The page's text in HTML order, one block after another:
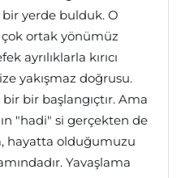
yerde bulduk. O
ortak yönümüz
ayrılıklarla kırıcı
yakışmaz doğrusu.
bir başlangıçtır. Ama
"hadi" si gerçekten de
hayatta olduğumuzu
Yavaşlama